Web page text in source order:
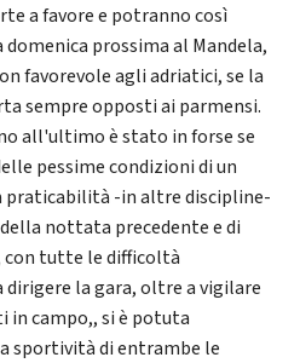
a favore e potranno così
prossima al Mandela,
favorevole agli adriatici, se la
sempre opposti ai parmensi.
all'ultimo è stato in forse se
pessime condizioni di un
praticabilità -in altre discipline-
nottata precedente e di
tutte le difficoltà
dirigere la gara, oltre a vigilare
campo,, si è potuta
sportività di entrambe le